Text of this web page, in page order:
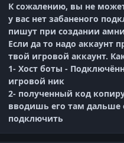
К сожалению, вы не
у вас нет забаненого
пишут при создании
Если да то надо аккаунт
твой игровой аккаунт.
1- Хост боты -
игровой ник
2- полученный код
вводишь его там дальше
подключить